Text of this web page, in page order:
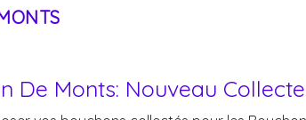
De Monts: Nouveau